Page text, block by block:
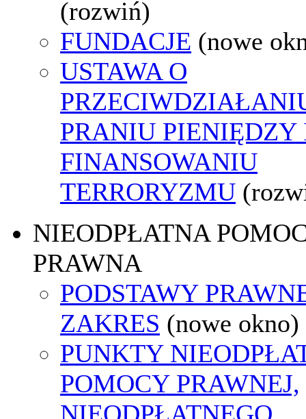
(rozwiń)
FUNDACJE (nowe
USTAWA O
PRANIU PIENIĘDZY
FINANSOWANIU
TERRORYZMU
NIEODPŁATNA
PRAWNA
PODSTAWY
ZAKRES (nowe okno)
PUNKTY
POMOCY PRAWNEJ,